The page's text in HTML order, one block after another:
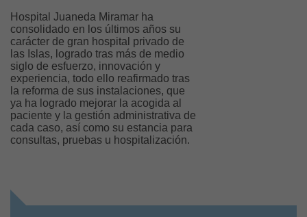
Hospital Juaneda Miramar ha
consolidado en los últimos años su
carácter de gran hospital privado de
las Islas, logrado tras más de medio
siglo de esfuerzo, innovación y
experiencia, todo ello reafirmado tras
la reforma de sus instalaciones, que
ya ha logrado mejorar la acogida al
paciente y la gestión administrativa de
cada caso, así como su estancia para
consultas, pruebas u hospitalización.